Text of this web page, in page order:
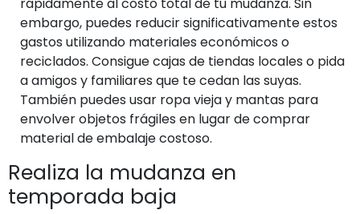
embargo, puedes reducir significativamente estos
gastos utilizando materiales económicos o
reciclados. Consigue cajas de tiendas locales o pida
a amigos y familiares que te cedan las suyas.
También puedes usar ropa vieja y mantas para
envolver objetos frágiles en lugar de comprar
material de embalaje costoso.
Realiza la mudanza en
temporada baja